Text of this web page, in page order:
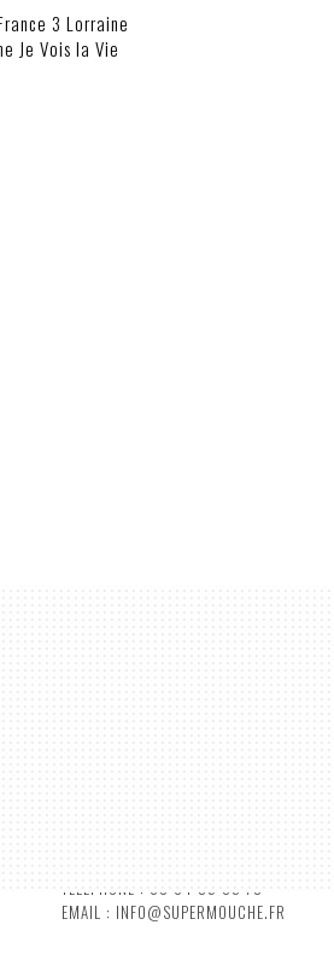
3 Lorraine
Je Vois la Vie
TÉLÉPHONE : 09 64 35 95 73
EMAIL : INFO@SUPERMOUCHE.FR